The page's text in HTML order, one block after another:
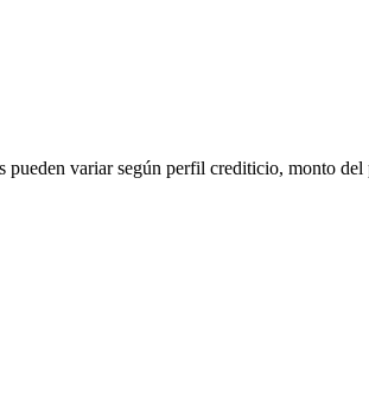
pueden variar según perfil crediticio, monto